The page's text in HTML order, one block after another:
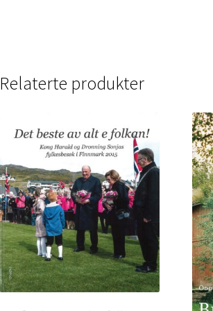
Relaterte produkter